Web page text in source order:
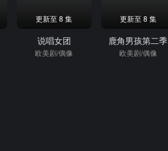
更新至 8 集
说唱女团
欧美剧/偶像
更新至 8 集
鹿角男孩第二季
欧美剧/偶像